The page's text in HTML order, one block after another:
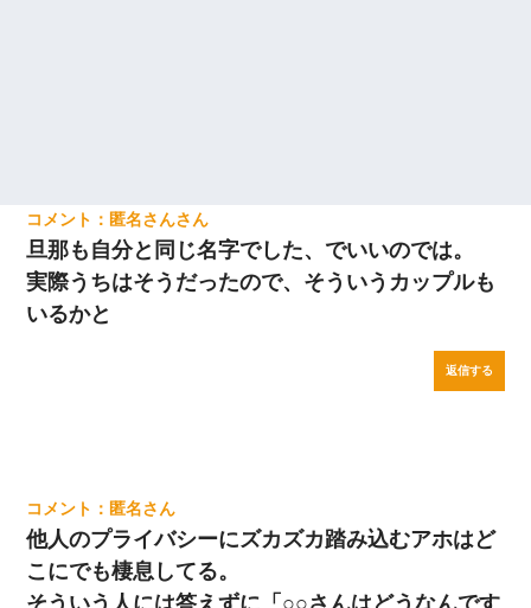
匿名さん
旦那も自分と同じ名字でした、でいいのでは。
実際うちはそうだったので、そういうカップルも
いるかと
返信する
匿名
他人のプライバシーにズカズカ踏み込むアホはど
こにでも棲息してる。